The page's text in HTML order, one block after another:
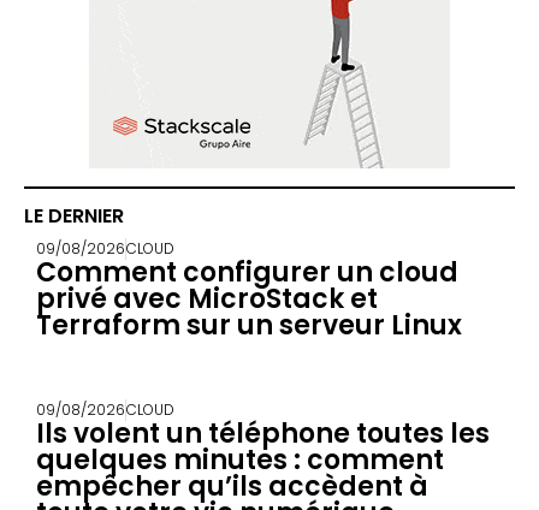
LE DERNIER
09/08/2026CLOUD
Comment configurer un cloud
privé avec MicroStack et
Terraform sur un serveur Linux
09/08/2026CLOUD
Ils volent un téléphone toutes les
quelques minutes : comment
empêcher qu’ils accèdent à